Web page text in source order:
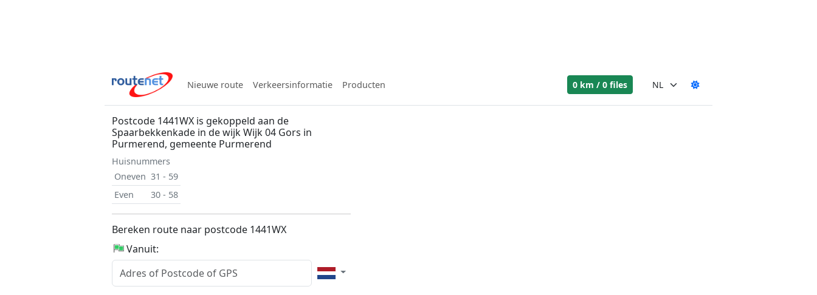
Nieuwe route Verkeersinformatie Producten 0 km / 0 files
Postcode 1441WX is gekoppeld aan de
Spaarbekkenkade in de wijk Wijk 04 Gors in
Purmerend, gemeente Purmerend
Huisnummers
Oneven 31 - 59
Even
30 - 58
Bereken route naar postcode 1441WX
Vanuit: